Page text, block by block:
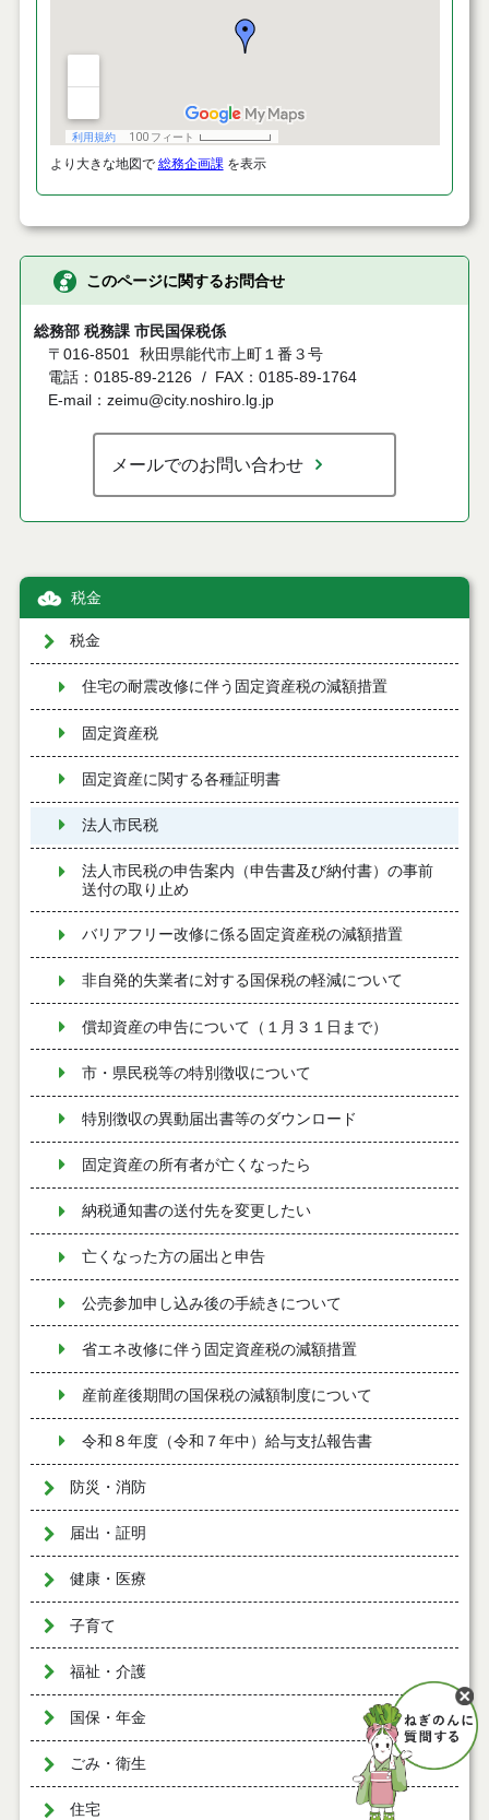
より大きな地図で 総務企画課 を表示
このページに関するお問合せ
総務部 税務課 市民国保税係
〒016-8501
秋田県能代市上町１番３号
電話：0185-89-2126
FAX：0185-89-1764
E-mail：zeimu@city.noshiro.lg.jp
メールでのお問い合わせ
税金
税金
住宅の耐震改修に伴う固定資産税の減額措置
固定資産税
固定資産に関する各種証明書
法人市民税
法人市民税の申告案内（申告書及び納付書）の事前
送付の取り止め
バリアフリー改修に係る固定資産税の減額措置
非自発的失業者に対する国保税の軽減について
償却資産の申告について（１月３１日まで）
市・県民税等の特別徴収について
特別徴収の異動届出書等のダウンロード
固定資産の所有者が亡くなったら
納税通知書の送付先を変更したい
亡くなった方の届出と申告
公売参加申し込み後の手続きについて
省エネ改修に伴う固定資産税の減額措置
産前産後期間の国保税の減額制度について
令和８年度（令和７年中）給与支払報告書
防災・消防
届出・証明
健康・医療
子育て
福祉・介護
国保・年金
ごみ・衛生
住宅